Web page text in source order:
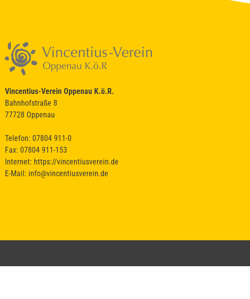
Vincentius-Verein Oppenau K.ö.R.
Bahnhofstraße 8
77728 Oppenau
Telefon: 07804 911-0
Fax: 07804 911-153
Internet: https://vincentiusverein.de
E-Mail: info@vincentiusverein.de